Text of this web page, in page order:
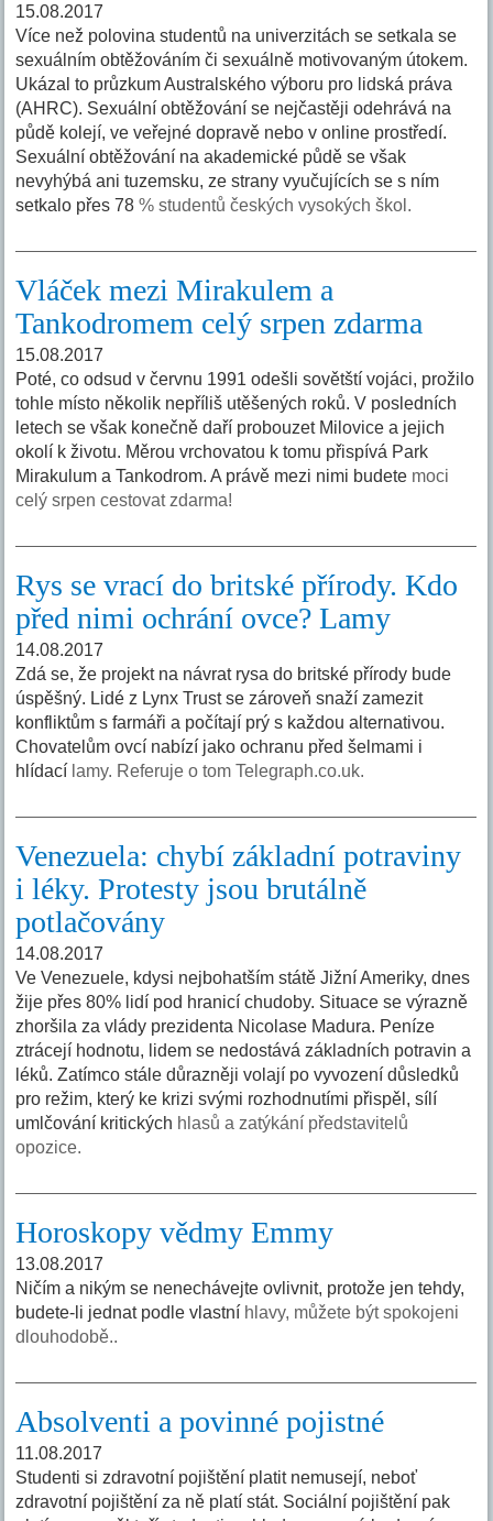
15.08.2017
Více než polovina studentů na univerzitách se setkala se
sexuálním obtěžováním či sexuálně motivovaným útokem.
Ukázal to průzkum Australského výboru pro lidská práva
(AHRC). Sexuální obtěžování se nejčastěji odehrává na
půdě kolejí, ve veřejné dopravě nebo v online prostředí.
Sexuální obtěžování na akademické půdě se však
nevyhýbá ani tuzemsku, ze strany vyučujících se s ním
setkalo přes 78% studentů českých vysokých škol.
Vláček mezi Mirakulem a
Tankodromem celý srpen zdarma
15.08.2017
Poté, co odsud v červnu 1991 odešli sovětští vojáci, prožilo
tohle místo několik nepříliš utěšených roků. V posledních
letech se však konečně daří probouzet Milovice a jejich
okolí k životu. Měrou vrchovatou k tomu přispívá Park
Mirakulum a Tankodrom. A právě mezi nimi budete moci
celý srpen cestovat zdarma!
Rys se vrací do britské přírody. Kdo
před nimi ochrání ovce? Lamy
14.08.2017
Zdá se, že projekt na návrat rysa do britské přírody bude
úspěšný. Lidé z Lynx Trust se zároveň snaží zamezit
konfliktům s farmáři a počítají prý s každou alternativou.
Chovatelům ovcí nabízí jako ochranu před šelmami i
hlídací lamy. Referuje o tom Telegraph.co.uk.
Venezuela: chybí základní potraviny
i léky. Protesty jsou brutálně
potlačovány
14.08.2017
Ve Venezuele, kdysi nejbohatším státě Jižní Ameriky, dnes
žije přes 80% lidí pod hranicí chudoby. Situace se výrazně
zhoršila za vlády prezidenta Nicolase Madura. Peníze
ztrácejí hodnotu, lidem se nedostává základních potravin a
léků. Zatímco stále důrazněji volají po vyvození důsledků
pro režim, který ke krizi svými rozhodnutími přispěl, sílí
umlčování kritických hlasů a zatýkání představitelů
opozice.
Horoskopy vědmy Emmy
13.08.2017
Ničím a nikým se nenechávejte ovlivnit, protože jen tehdy,
budete-li jednat podle vlastní hlavy, můžete být spokojeni
dlouhodobě..
Absolventi a povinné pojistné
11.08.2017
Studenti si zdravotní pojištění platit nemusejí, neboť
zdravotní pojištění za ně platí stát. Sociální pojištění pak